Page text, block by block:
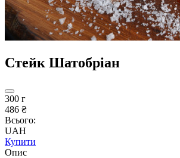
Стейк Шатобріан
300 г
486 ₴
Всього:
UAH
Купити
Опис